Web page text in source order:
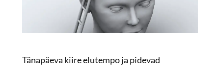
Tänapäeva kiire elutempo ja pidevad